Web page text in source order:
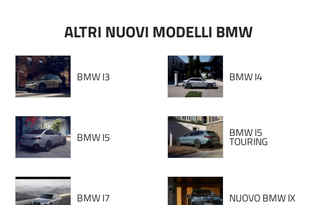
ALTRI NUOVI MODELLI BMW
BMW I3 BMW I4
BMW I5 BMW I5
TOURING
BMW I7 NUOVO BMW IX